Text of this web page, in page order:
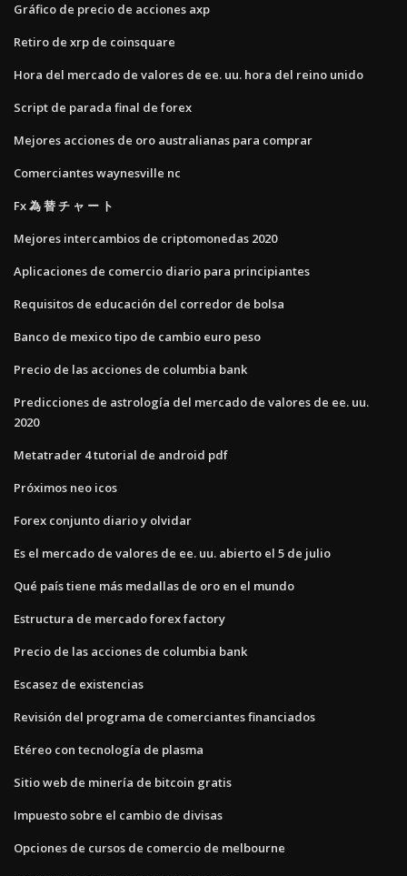
Gráfico de precio de acciones axp
Retiro de xrp de coinsquare
Hora del mercado de valores de ee. uu. hora del reino unido
Script de parada final de forex
Mejores acciones de oro australianas para comprar
Comerciantes waynesville nc
Fx 為 替 チ ャ ー ト
Mejores intercambios de criptomonedas 2020
Aplicaciones de comercio diario para principiantes
Requisitos de educación del corredor de bolsa
Banco de mexico tipo de cambio euro peso
Precio de las acciones de columbia bank
Predicciones de astrología del mercado de valores de ee. uu.
2020
Metatrader 4 tutorial de android pdf
Próximos neo icos
Forex conjunto diario y olvidar
Es el mercado de valores de ee. uu. abierto el 5 de julio
Qué país tiene más medallas de oro en el mundo
Estructura de mercado forex factory
Precio de las acciones de columbia bank
Escasez de existencias
Revisión del programa de comerciantes financiados
Etéreo con tecnología de plasma
Sitio web de minería de bitcoin gratis
Impuesto sobre el cambio de divisas
Opciones de cursos de comercio de melbourne